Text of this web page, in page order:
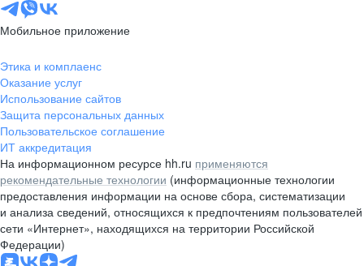
Мобильное приложение
Этика и комплаенс
Оказание услуг
Использование сайтов
Защита персональных данных
Пользовательское соглашение
ИТ аккредитация
На информационном ресурсе hh.ru применяются
рекомендательные технологии (информационные технологии
предоставления информации на основе сбора, систематизации
и анализа сведений, относящихся к предпочтениям пользователей
сети «Интернет», находящихся на территории Российской
Федерации)